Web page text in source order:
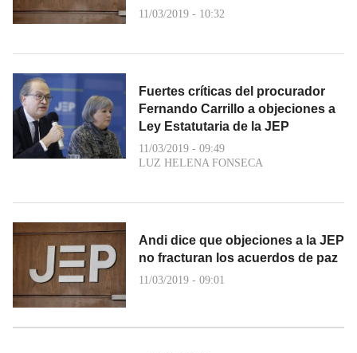
11/03/2019 - 10:32
Fuertes críticas del procurador
Fernando Carrillo a objeciones a
Ley Estatutaria de la JEP
11/03/2019 - 09:49
LUZ HELENA FONSECA
Andi dice que objeciones a la JEP
no fracturan los acuerdos de paz
11/03/2019 - 09:01